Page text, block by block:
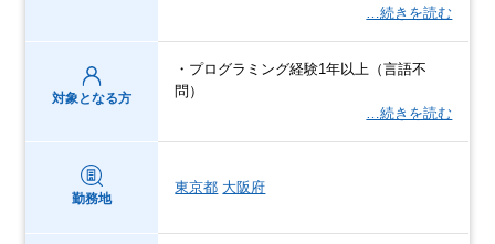
…続きを読む
対象となる方
・プログラミング経験1年以上（言語不
問）
…続きを読む
勤務地
東京都 大阪府